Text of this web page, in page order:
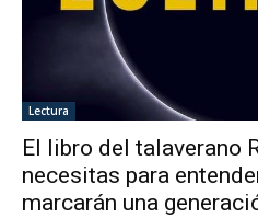
Lectura
El libro del talaverano
necesitas para
marcarán una